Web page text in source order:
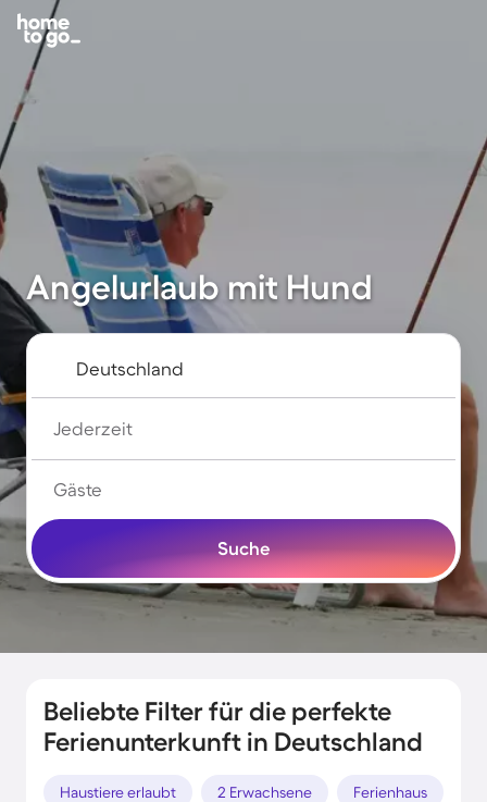
Angelurlaub mit Hund
Jederzeit
Gäste
Suche
Beliebte Filter für die perfekte
Ferienunterkunft in Deutschland
Haustiere erlaubt 2 Erwachsene Ferienhaus